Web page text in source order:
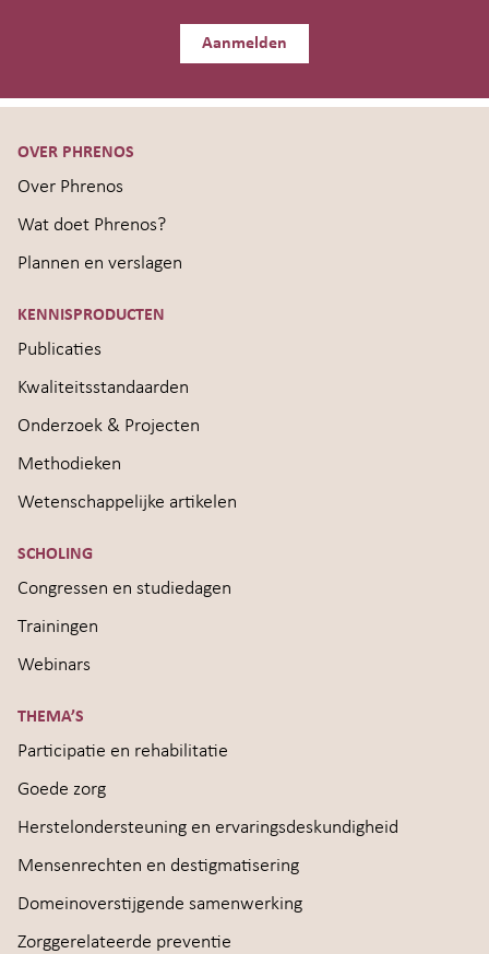
Aanmelden
OVER PHRENOS
Over Phrenos
Wat doet Phrenos?
Plannen en verslagen
KENNISPRODUCTEN
Publicaties
Kwaliteitsstandaarden
Onderzoek & Projecten
Methodieken
Wetenschappelijke artikelen
SCHOLING
Congressen en studiedagen
Trainingen
Webinars
THEMA’S
Participatie en rehabilitatie
Goede zorg
Herstelondersteuning en ervaringsdeskundigheid
Mensenrechten en destigmatisering
Domeinoverstijgende samenwerking
Zorggerelateerde preventie